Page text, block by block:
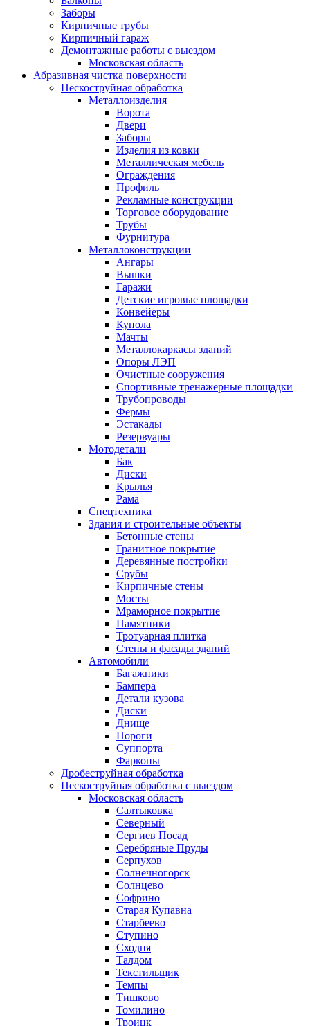
Заборы
Кирпичные трубы
Кирпичный гараж
Демонтажные работы с выездом
Московская область
Абразивная чистка поверхности
Пескоструйная обработка
Металлоизделия
Ворота
Двери
Заборы
Изделия из ковки
Металлическая мебель
Ограждения
Профиль
Рекламные конструкции
Торговое оборудование
Трубы
Фурнитура
Металлоконструкции
Ангары
Вышки
Гаражи
Детские игровые площадки
Конвейеры
Купола
Мачты
Металлокаркасы зданий
Опоры ЛЭП
Очистные сооружения
Спортивные тренажерные площадки
Трубопроводы
Фермы
Эстакады
Резервуары
Мотодетали
Бак
Диски
Крылья
Рама
Спецтехника
Здания и строительные объекты
Бетонные стены
Гранитное покрытие
Деревянные постройки
Срубы
Кирпичные стены
Мосты
Мраморное покрытие
Памятники
Тротуарная плитка
Стены и фасады зданий
Автомобили
Багажники
Бампера
Детали кузова
Диски
Днище
Пороги
Суппорта
Фаркопы
Дробеструйная обработка
Пескоструйная обработка с выездом
Московская область
Салтыковка
Северный
Сергиев Посад
Серебряные Пруды
Серпухов
Солнечногорск
Солнцево
Софрино
Старая Купавна
Старбеево
Ступино
Сходня
Талдом
Текстильщик
Темпы
Тишково
Томилино
Троицк